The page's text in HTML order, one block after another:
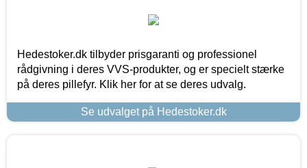
Hedestoker.dk tilbyder prisgaranti og professionel
rådgivning i deres VVS-produkter, og er specielt stærke
på deres pillefyr. Klik her for at se deres udvalg.
Se udvalget på Hedestoker.dk